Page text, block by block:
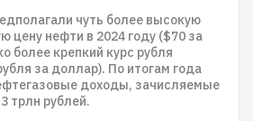
чуть более высокую
цену нефти в 2024 году ($70 за
более крепкий курс рубля
за доллар). По итогам года
доходы, зачисляемые
трлн рублей.